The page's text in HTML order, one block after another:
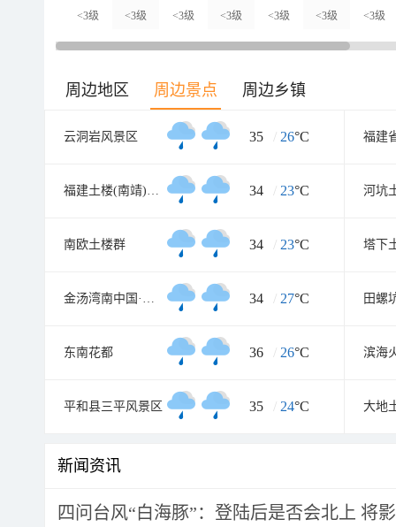
<3级 <3级 <3级 <3级 <3级 <3级 <3级
周边地区 周边景点 周边乡镇
云洞岩风景区 35 / 26°C
福建土楼(南靖)景区 34 / 23°C 河坑
南欧土楼群 34 / 23°C 塔下
金汤湾南中国·海水温泉度假地 34 / 27°C 田螺
东南花都 36 / 26°C
平和县三平风景区 35 / 24°C 大地
新闻资讯
四问台风“白海豚”：登陆后是否会北上 将